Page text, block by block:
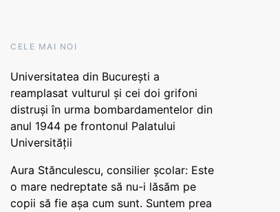
CELE MAI NOI
Universitatea din București a
reamplasat vulturul și cei doi grifoni
distruși în urma bombardamentelor din
anul 1944 pe frontonul Palatului
Universității
Aura Stănculescu, consilier școlar: Este
o mare nedreptate să nu-i lăsăm pe
copii să fie așa cum sunt. Suntem prea